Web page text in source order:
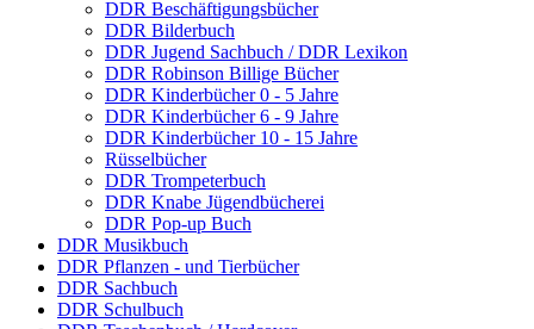
DDR Beschäftigungsbücher
DDR Bilderbuch
DDR Jugend Sachbuch / DDR Lexikon
DDR Robinson Billige Bücher
DDR Kinderbücher 0 - 5 Jahre
DDR Kinderbücher 6 - 9 Jahre
DDR Kinderbücher 10 - 15 Jahre
Rüsselbücher
DDR Trompeterbuch
DDR Knabe Jügendbücherei
DDR Pop-up Buch
DDR Musikbuch
DDR Pflanzen - und Tierbücher
DDR Sachbuch
DDR Schulbuch